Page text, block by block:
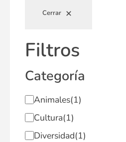
Cerrar
Filtros
Categoría
Animales(1)
Cultura(1)
Diversidad(1)